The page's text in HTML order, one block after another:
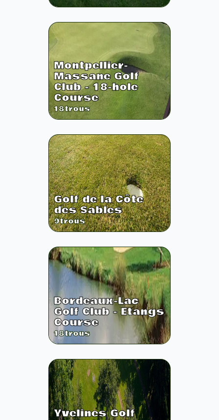
Montpellier-
Massane Golf
Club - 18-hole
Course
18trous
Golf de la Côte
des Sables
9trous
Bordeaux-Lac
Golf Club - Etangs
Course
18trous
Yvelines Golf